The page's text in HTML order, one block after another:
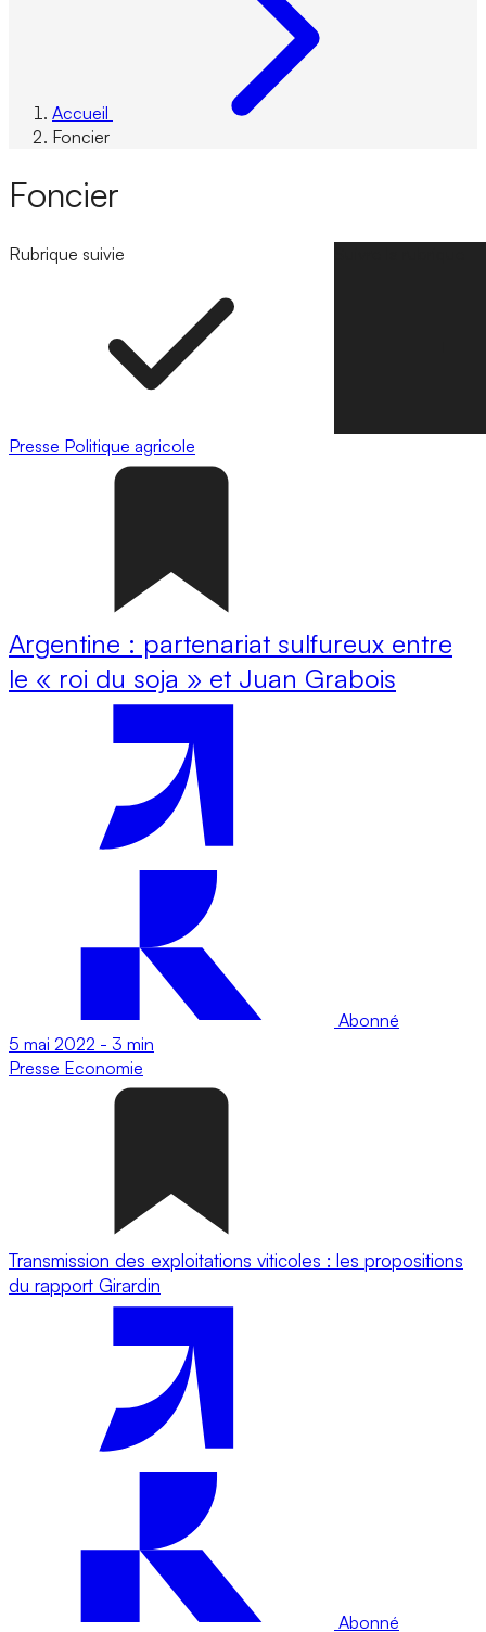
Accueil
Foncier
Foncier
Rubrique suivie
Presse Politique agricole
Argentine : partenariat sulfureux entre
le « roi du soja » et Juan Grabois
Abonné
5 mai 2022 - 3 min
Presse Economie
Transmission des exploitations viticoles : les propositions
du rapport Girardin
Abonné